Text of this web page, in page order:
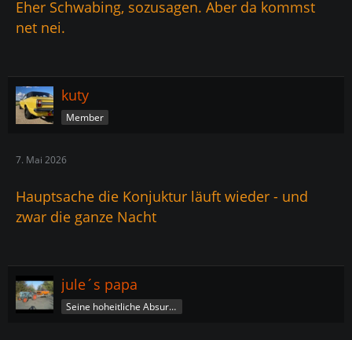
Eher Schwabing, sozusagen. Aber da kommst
net nei.
kuty
Member
7. Mai 2026
Hauptsache die Konjuktur läuft wieder - und
zwar die ganze Nacht
jule´s papa
Seine hoheitliche Absurdität